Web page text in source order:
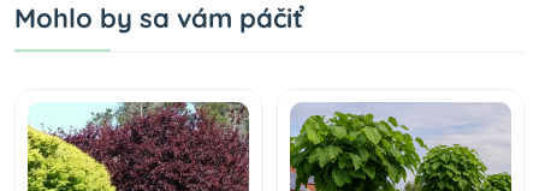
Mohlo by sa vám páčiť